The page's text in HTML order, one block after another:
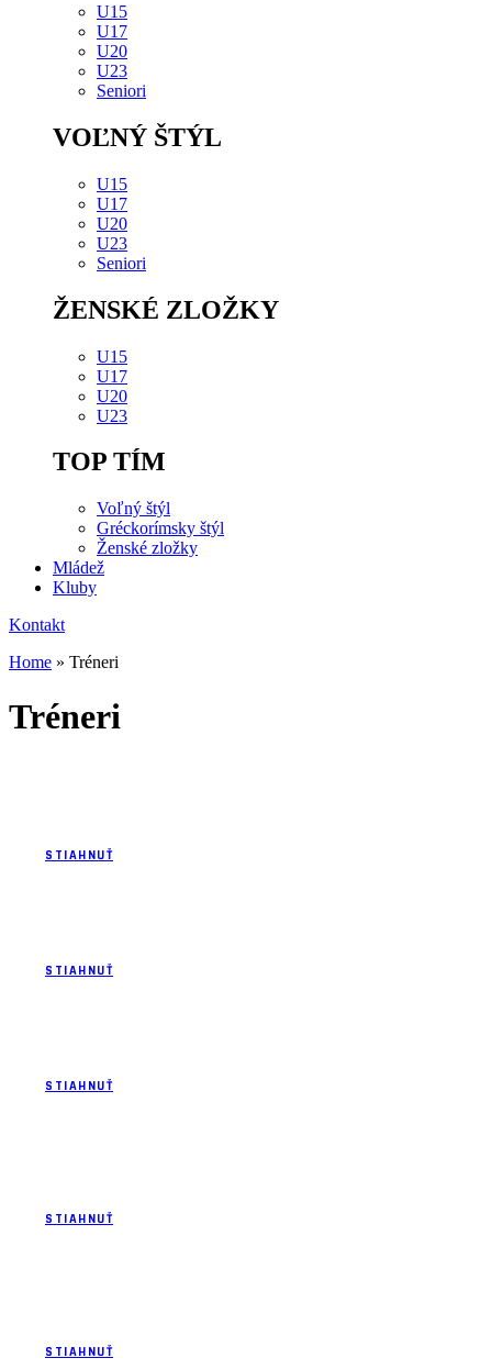
U15
U17
U20
U23
Seniori
VOĽNÝ ŠTÝL
U15
U17
U20
U23
Seniori
ŽENSKÉ ZLOŽKY
U15
U17
U20
U23
TOP TÍM
Voľný štýl
Gréckorímsky štýl
Ženské zložky
Mládež
Kluby
Kontakt
Home » Tréneri
Tréneri
STIAHNUŤ
STIAHNUŤ
STIAHNUŤ
STIAHNUŤ
STIAHNUŤ